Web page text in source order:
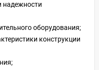
надежности
оборудования;
конструкции